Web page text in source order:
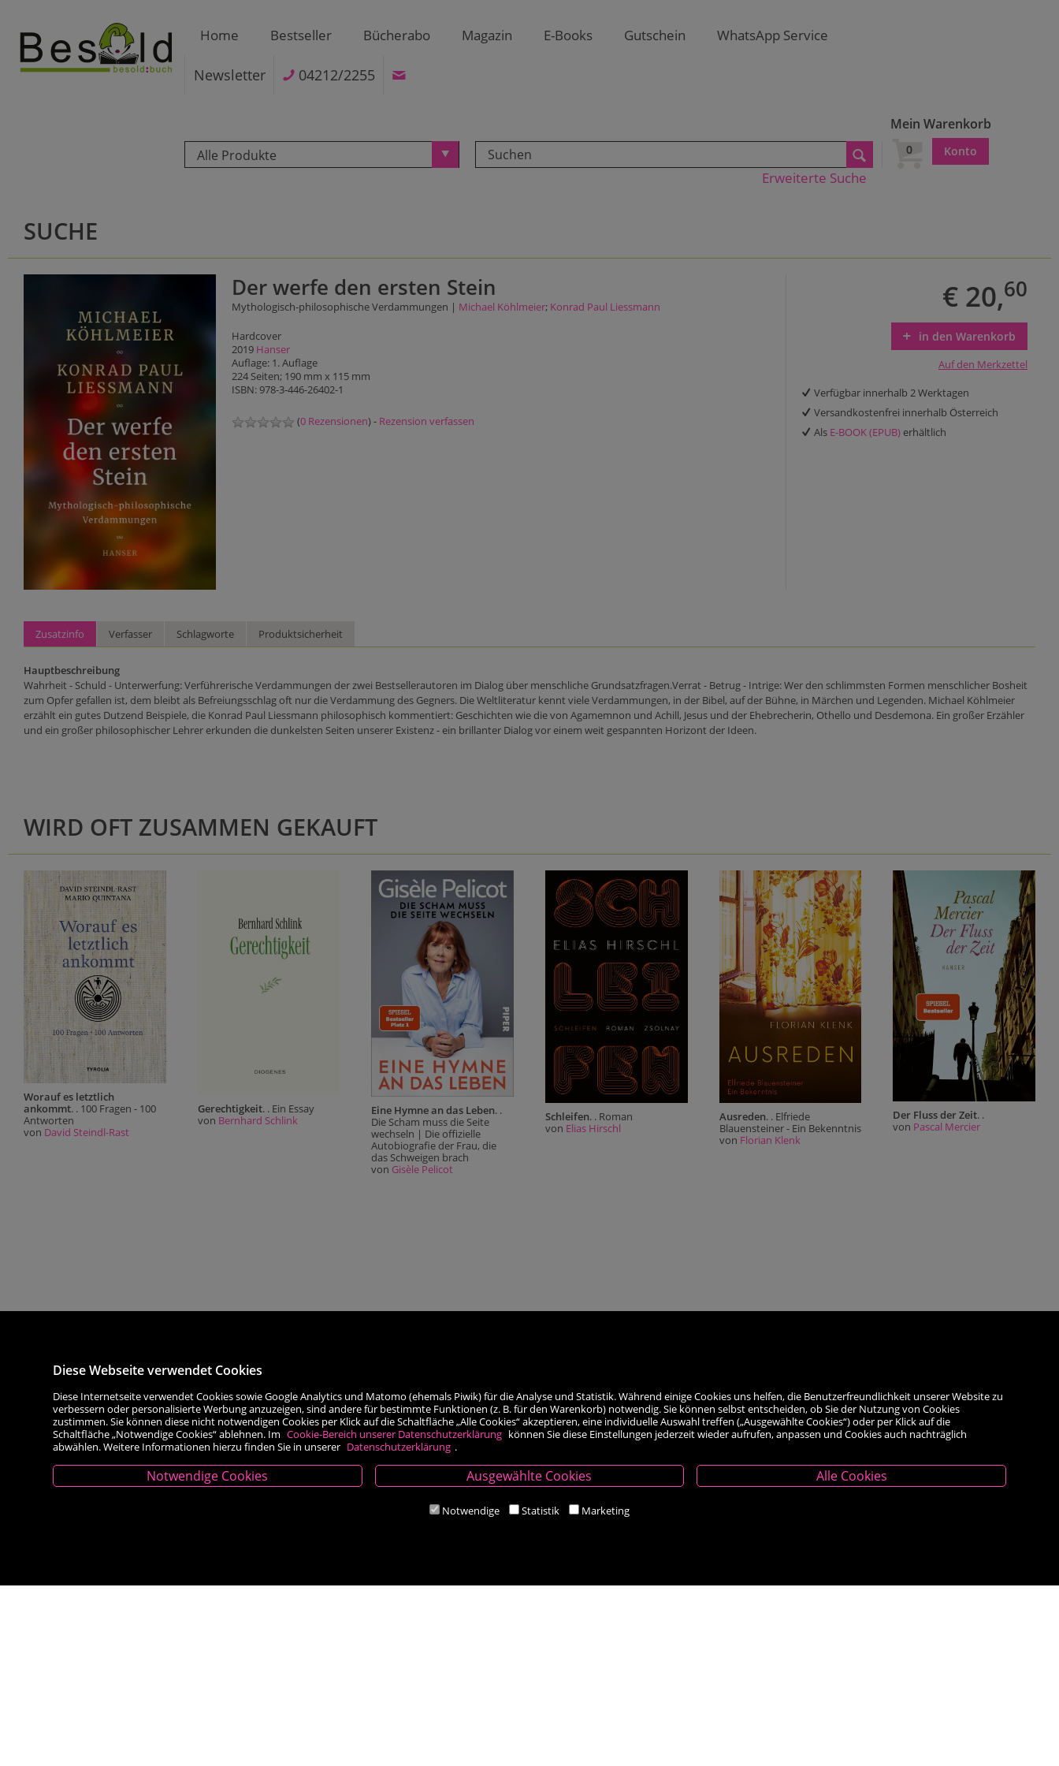
Home Bestseller Bücherabo Magazin E-Books Gutschein WhatsApp Service
Newsletter 04212/2255
Alle Produkte
Mein Warenkorb
0 Konto
Erweiterte Suche
SUCHE
Der werfe den ersten Stein
Mythologisch-philosophische Verdammungen | Michael Köhlmeier; Konrad Paul Liessmann
Hardcover
2019 Hanser
Auflage: 1. Auflage
224 Seiten; 190 mm x 115 mm
ISBN: 978-3-446-26402-1
(0 Rezensionen) - Rezension verfassen
€ 20,60
in den Warenkorb
Auf den Merkzettel
Verfügbar innerhalb 2 Werktagen
Versandkostenfrei innerhalb Österreich
Als E-BOOK (EPUB) erhältlich
Zusatzinfo Verfasser Schlagworte Produktsicherheit
Hauptbeschreibung
Wahrheit - Schuld - Unterwerfung: Verführerische Verdammungen der zwei Bestsellerautoren im Dialog über menschliche Grundsatzfragen.Verrat - Betrug - Intrige: Wer den schlimmsten Formen menschlicher Bosheit
zum Opfer gefallen ist, dem bleibt als Befreiungsschlag oft nur die Verdammung des Gegners. Die Weltliteratur kennt viele Verdammungen, in der Bibel, auf der Bühne, in Märchen und Legenden. Michael Köhlmeier
erzählt ein gutes Dutzend Beispiele, die Konrad Paul Liessmann philosophisch kommentiert: Geschichten wie die von Agamemnon und Achill, Jesus und der Ehebrecherin, Othello und Desdemona. Ein großer Erzähler
und ein großer philosophischer Lehrer erkunden die dunkelsten Seiten unserer Existenz - ein brillanter Dialog vor einem weit gespannten Horizont der Ideen.
WIRD OFT ZUSAMMEN GEKAUFT
Worauf es letztlich
ankommt. . 100 Fragen - 100
Antworten
von David Steindl-Rast
Gerechtigkeit. . Ein Essay
von Bernhard Schlink
Eine Hymne an das Leben. .
Die Scham muss die Seite
wechseln | Die offizielle
Autobiografie der Frau, die
das Schweigen brach
von Gisèle Pelicot
Schleifen. . Roman
von Elias Hirschl
Ausreden. . Elfriede
Blauensteiner - Ein Bekenntnis
von Florian Klenk
Der Fluss der Zeit. .
von Pascal Mercier
Zahlungsarten
Diese Webseite verwendet Cookies
Diese Internetseite verwendet Cookies sowie Google Analytics und Matomo (ehemals Piwik) für die Analyse und Statistik. Während einige Cookies uns helfen, die Benutzerfreundlichkeit unserer Website zu
verbessern oder personalisierte Werbung anzuzeigen, sind andere für bestimmte Funktionen (z. B. für den Warenkorb) notwendig. Sie können selbst entscheiden, ob Sie der Nutzung von Cookies
zustimmen. Sie können diese nicht notwendigen Cookies per Klick auf die Schaltfläche „Alle Cookies“ akzeptieren, eine individuelle Auswahl treffen („Ausgewählte Cookies“) oder per Klick auf die
Schaltfläche „Notwendige Cookies“ ablehnen. Im Cookie-Bereich unserer Datenschutzerklärung können Sie diese Einstellungen jederzeit wieder aufrufen, anpassen und Cookies auch nachträglich
abwählen. Weitere Informationen hierzu finden Sie in unserer Datenschutzerklärung .
Notwendige Cookies Ausgewählte Cookies Alle Cookies
Notwendige Statistik Marketing